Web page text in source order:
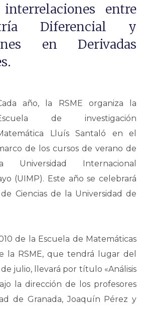
entre
Diferencial y
en Derivadas
año, la RSME organiza la
de investigación
Lluís Santaló en el
de los cursos de verano de
Universidad Internacional
(UIMP). Este año se celebrará
Ciencias de la Universidad de
de la Escuela de Matemáticas
la RSME, que tendrá lugar del
julio, llevará por título «Análisis
la dirección de los profesores
de Granada, Joaquín Pérez y